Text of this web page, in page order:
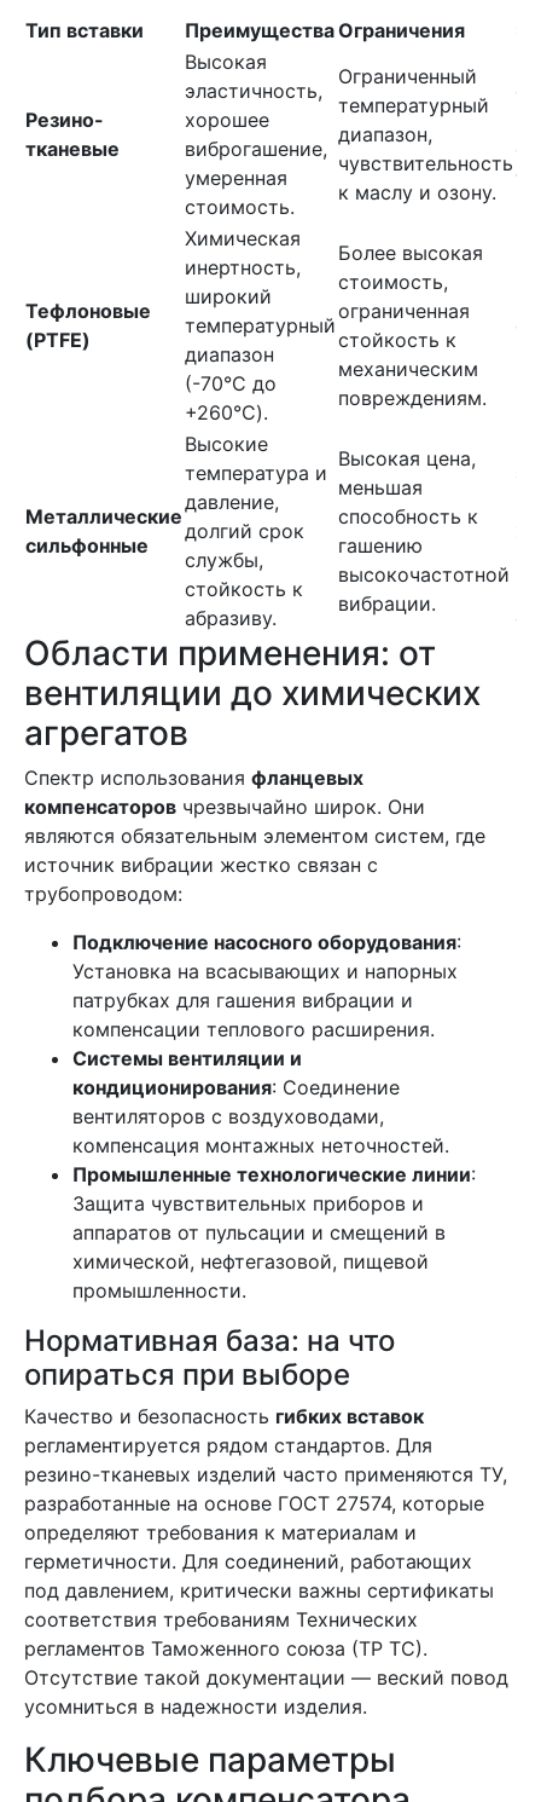
Тип вставки ПреимуществаОграничения
Резино-
тканевые
Высокая
эластичность,
хорошее
виброгашение,
умеренная
стоимость.
Ограниченный
температурный
диапазон,
чувствительность
к маслу и озону.
Тефлоновые
(PTFE)
Химическая
инертность,
широкий
температурный
диапазон
(-70°C до
+260°C).
Более высокая
стоимость,
ограниченная
стойкость к
механическим
повреждениям.
Металлические
сильфонные
Высокие
температура и
давление,
долгий срок
службы,
стойкость к
абразиву.
Высокая цена,
меньшая
способность к
гашению
высокочастотной
вибрации.
Области применения: от
вентиляции до химических
агрегатов
Спектр использования фланцевых
компенсаторов чрезвычайно широк. Они
являются обязательным элементом систем, где
источник вибрации жестко связан с
трубопроводом:
Подключение насосного оборудования:
Установка на всасывающих и напорных
патрубках для гашения вибрации и
компенсации теплового расширения.
Системы вентиляции и
кондиционирования: Соединение
вентиляторов с воздуховодами,
компенсация монтажных неточностей.
Промышленные технологические линии:
Защита чувствительных приборов и
аппаратов от пульсации и смещений в
химической, нефтегазовой, пищевой
промышленности.
Нормативная база: на что
опираться при выборе
Качество и безопасность гибких вставок
регламентируется рядом стандартов. Для
резино-тканевых изделий часто применяются ТУ,
разработанные на основе ГОСТ 27574, которые
определяют требования к материалам и
герметичности. Для соединений, работающих
под давлением, критически важны сертификаты
соответствия требованиям Технических
регламентов Таможенного союза (ТР ТС).
Отсутствие такой документации — веский повод
усомниться в надежности изделия.
Ключевые параметры